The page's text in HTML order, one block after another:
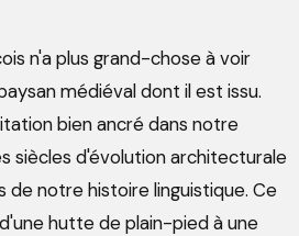
n'a plus grand-chose à voir
médiéval dont il est issu.
bien ancré dans notre
siècles d'évolution architecturale
de notre histoire linguistique. Ce
hutte de plain-pied à une